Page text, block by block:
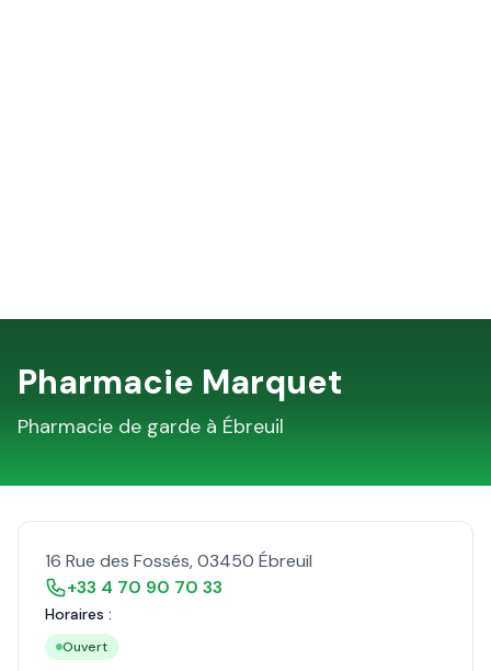
Pharmacie Marquet
Pharmacie de garde à Ébreuil
16 Rue des Fossés,03450 Ébreuil
+33 4 70 90 70 33
Horaires :
Ouvert